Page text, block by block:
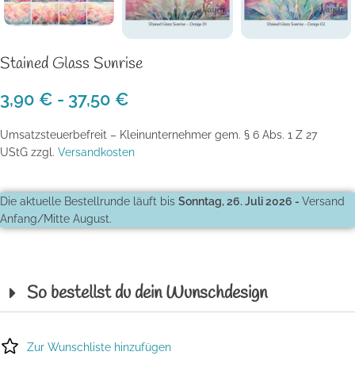
Stained Glass Sunrise
3,90 € - 37,50 €
Umsatzsteuerbefreit – Kleinunternehmer gem. § 6 Abs. 1 Z 27
UStG zzgl. Versandkosten
Die aktuelle Bestellrunde läuft bis Sonntag, 26. Juli 2026 - Versand
Anfang/Mitte August.
So bestellst du dein Wunschdesign
Zur Wunschliste hinzufügen